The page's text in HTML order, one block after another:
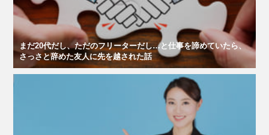
まだ20代だし、ただのフリーターだし…と仕事を諦めていたら、
さっさと辞めた友人に先を越された話